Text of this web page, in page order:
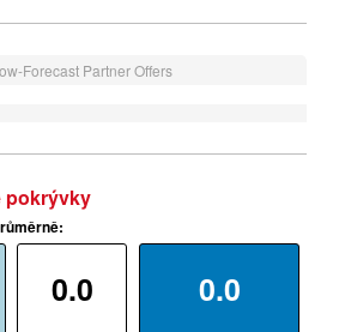
Forecast Partner Offers
pokrývky
0.0 0.0